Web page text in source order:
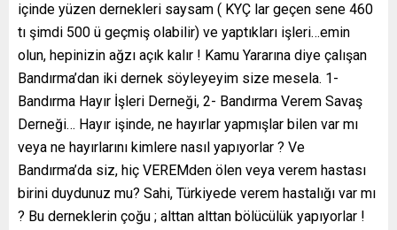
içinde yüzen dernekleri saysam ( KYÇ lar geçen sene 460
tı şimdi 500 ü geçmiş olabilir) ve yaptıkları işleri…emin
olun, hepinizin ağzı açık kalır ! Kamu Yararına diye çalışan
Bandırma’dan iki dernek söyleyeyim size mesela. 1-
Bandırma Hayır İşleri Derneği, 2- Bandırma Verem Savaş
Derneği… Hayır işinde, ne hayırlar yapmışlar bilen var mı
veya ne hayırlarını kimlere nasıl yapıyorlar ? Ve
Bandırma’da siz, hiç VEREMden ölen veya verem hastası
birini duydunuz mu? Sahi, Türkiyede verem hastalığı var mı
? Bu derneklerin çoğu ; alttan alttan bölücülük yapıyorlar !